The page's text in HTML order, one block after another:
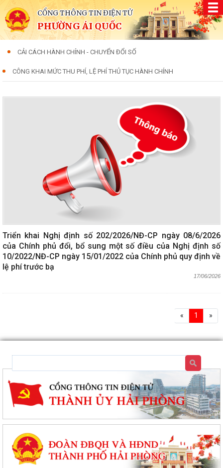
CỔNG THÔNG TIN ĐIỆN TỬ
PHƯỜNG ÁI QUỐC
CẢI CÁCH HÀNH CHÍNH - CHUYỂN ĐỔI SỐ
CÔNG KHAI MỨC THU PHÍ, LỆ PHÍ THỦ TỤC HÀNH CHÍNH
Triển khai Nghị định số 202/2026/NĐ-CP ngày 08/6/2026
của Chính phủ đổi, bổ sung một số điều của Nghị định số
10/2022/NĐ-CP ngày 15/01/2022 của Chính phủ quy định về
lệ phí trước bạ
17/06/2026
« 1 »